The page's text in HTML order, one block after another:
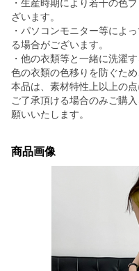
・生産時期により若干の色
ざいます。
・パソコンモニター等によ
る場合がございます。
・他の衣類等と一緒に洗濯
色の衣類の色移りを防ぐた
本品は、素材特性上以上の点
ご了承頂ける場合のみご購
願いいたします。
商品画像